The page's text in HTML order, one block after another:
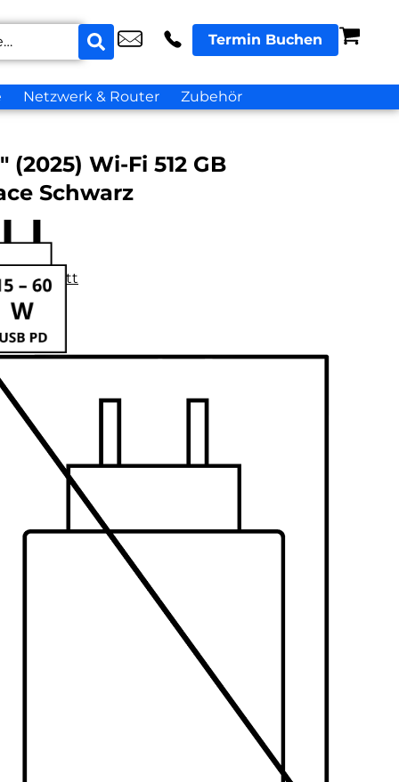
Termin Buchen
Netzwerk & Router Zubehör
(2025) Wi-Fi 512 GB
Schwarz